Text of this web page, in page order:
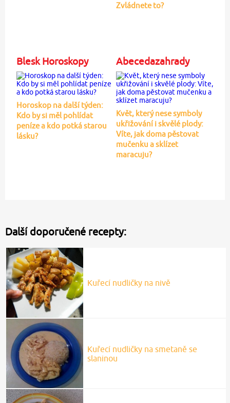
Zvládnete to?
Blesk Horoskopy
Horoskop na další týden:
Kdo by si měl pohlídat
peníze a kdo potká starou
lásku?
Abecedazahrady
Květ, který nese symboly
ukřižování i skvělé plody:
Víte, jak doma pěstovat
mučenku a sklízet
maracuju?
Další doporučené recepty:
Kuřecí nudličky na nivě
Kuřecí nudličky na smetaně se
slaninou